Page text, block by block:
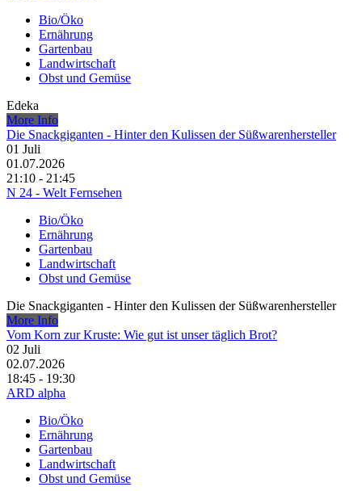
Bio/Öko
Ernährung
Gartenbau
Landwirtschaft
Obst und Gemüse
Edeka
More Info
Die Snackgiganten - Hinter den Kulissen der Süßwarenhersteller
01 Juli
01.07.2026
21:10 - 21:45
N 24 - Welt Fernsehen
Bio/Öko
Ernährung
Gartenbau
Landwirtschaft
Obst und Gemüse
Die Snackgiganten - Hinter den Kulissen der Süßwarenhersteller
More Info
Vom Korn zur Kruste: Wie gut ist unser täglich Brot?
02 Juli
02.07.2026
18:45 - 19:30
ARD alpha
Bio/Öko
Ernährung
Gartenbau
Landwirtschaft
Obst und Gemüse